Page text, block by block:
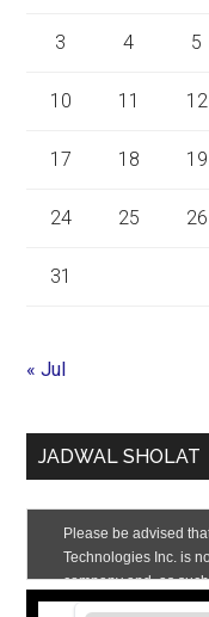
3 4 5
10 11 12
17 18 19
24 25 26
31
« Jul
JADWAL SHOLAT